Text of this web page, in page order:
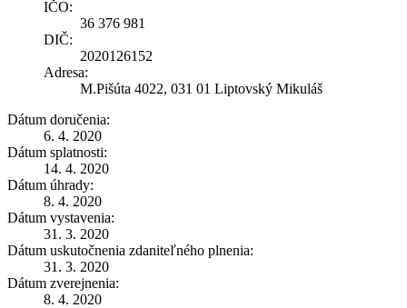
IČO:
36 376 981
DIČ:
2020126152
Adresa:
M.Pišúta 4022, 031 01 Liptovský Mikuláš
Dátum doručenia:
6. 4. 2020
Dátum splatnosti:
14. 4. 2020
Dátum úhrady:
8. 4. 2020
Dátum vystavenia:
31. 3. 2020
Dátum uskutočnenia zdaniteľného plnenia:
31. 3. 2020
Dátum zverejnenia:
8. 4. 2020